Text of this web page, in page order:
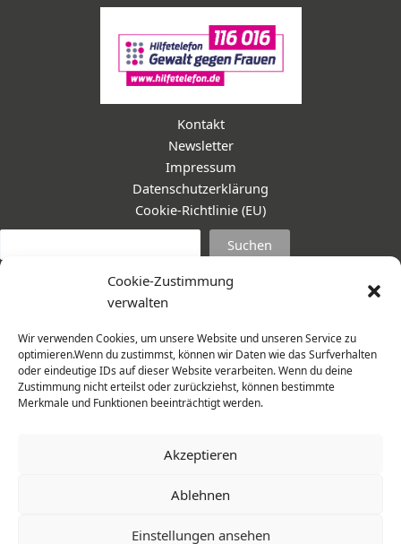
Cookie-Zustimmung
verwalten
Wir verwenden Cookies, um unsere Website und unseren Service zu
optimieren.Wenn du zustimmst, können wir Daten wie das Surfverhalten
oder eindeutige IDs auf dieser Website verarbeiten. Wenn du deine
Zustimmung nicht erteilst oder zurückziehst, können bestimmte
Merkmale und Funktionen beeinträchtigt werden.
Akzeptieren
Ablehnen
Einstellungen ansehen
Kontakt
Newsletter
Impressum
Datenschutzerklärung
Cookie-Richtlinie (EU)
Suchen